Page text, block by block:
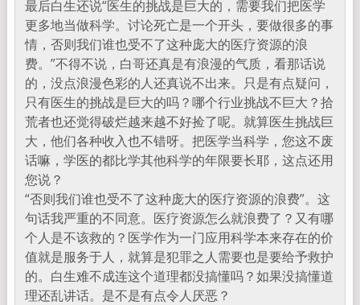
最后白生还说“医生的挑战是巨大的，需要我们把医学
更多地当做科学。讨论死亡是一个开头，要做很多的事
情，否则我们谁也受不了这种庞大的医疗资源的浪
费。”不得不说，白哥还真是有浪漫的气质，看那话说
的，没点浪漫色彩的人还真说不出来。只是有点疑问，
只有医生的挑战是巨大的吗？哪个行业挑战不巨大？拾
荒者也还觉得破烂越来越不好捡了呢。就算医生挑战巨
大，他们各种收入也不错呀。把医学当科学，您这不废
话嘛，学医的都比学其他科学的年限要长耶，这点还用
您说？
“否则我们谁也受不了这种庞大的医疗资源的浪费”。这
句话我严重的不同意。医疗资源怎么就浪费了？又有哪
个人是不该救的？医学作为一门应用科学本来存在的价
值就是服务于人，就算是犯罪之人需要也是要给予救护
的。白生难不成连这个道理都没搞懂吗？如果没搞懂道
理还乱讲话。是不是有点令人厌恶？